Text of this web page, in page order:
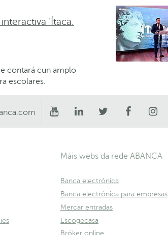
‘Ítaca.
contará cun amplo
escolares.
Máis webs da rede ABANCA
Banca electrónica
Banca electrónica para empresas
Mercar entradas
Escogecasa
Bróker online